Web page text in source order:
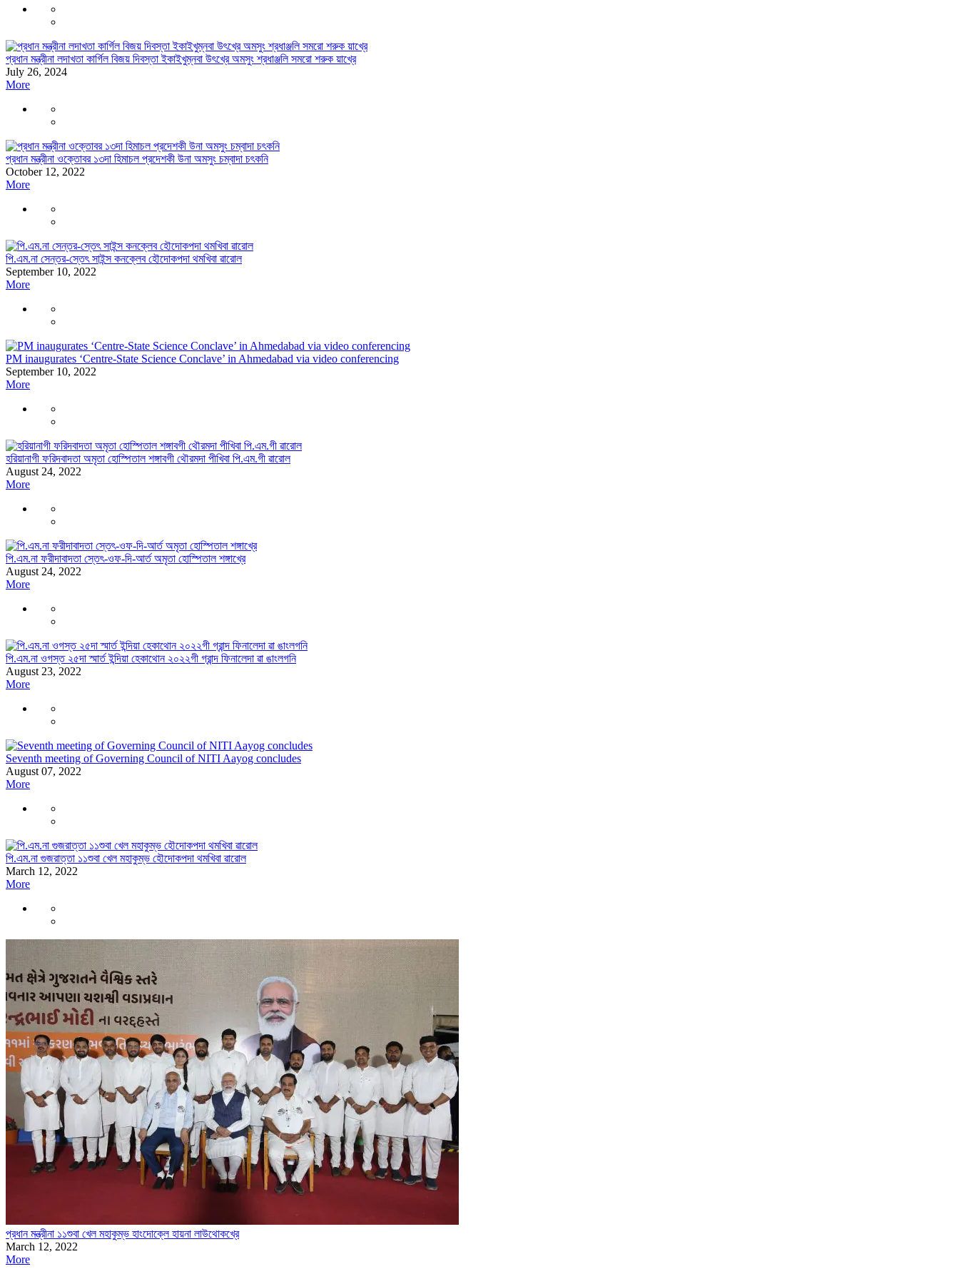
প্রধান মন্ত্রীনা লদাখতা কার্গিল বিজয় দিবস্তা ইকাইখুম্নবা উৎখ্রে অমসুং শ্রধাঞ্জলি সমরো শরুক য়াখ্রে
July 26, 2024
More
প্রধান মন্ত্রীনা ওক্তোবর ১৩দা হিমাচল প্রদেশকী উনা অমসুং চম্বাদা চৎকনি
October 12, 2022
More
পি.এম.না সেন্তর-স্তেৎ সাইন্স কনক্লেব হৌদোকপদা থমখিবা ৱারোল
September 10, 2022
More
PM inaugurates ‘Centre-State Science Conclave’ in Ahmedabad via video conferencing
September 10, 2022
More
হরিয়ানাগী ফরিদবাদতা অমৃতা হোস্পিতাল শঙ্গাবগী থৌরমদা পীখিবা পি.এম.গী ৱারোল
August 24, 2022
More
পি.এম.না ফরীদাবাদতা স্তেৎ-ওফ-দি-আর্ত অমৃতা হোস্পিতাল শঙ্গাখ্রে
August 24, 2022
More
পি.এম.না ওগস্ত ২৫দা স্মার্ত ইন্দিয়া হেকাথোন ২০২২গী গ্রান্দ ফিনালেদা ৱা ঙাংলগনি
August 23, 2022
More
Seventh meeting of Governing Council of NITI Aayog concludes
August 07, 2022
More
পি.এম.না গুজরাত্তা ১১শুবা খেল মহাকুম্ভ হৌদোকপদা থমখিবা ৱারোল
March 12, 2022
More
প্রধান মন্ত্রীনা ১১শুবা খেল মহাকুম্ভ হাংদোক্লে হায়না লাউথোকখ্রে
March 12, 2022
More